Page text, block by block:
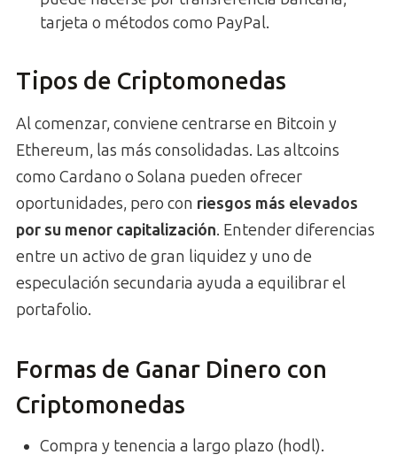
tarjeta o métodos como PayPal.
Tipos de Criptomonedas
Al comenzar, conviene centrarse en Bitcoin y
Ethereum, las más consolidadas. Las altcoins
como Cardano o Solana pueden ofrecer
oportunidades, pero con riesgos más elevados
por su menor capitalización. Entender diferencias
entre un activo de gran liquidez y uno de
especulación secundaria ayuda a equilibrar el
portafolio.
Formas de Ganar Dinero con
Criptomonedas
Compra y tenencia a largo plazo (hodl).